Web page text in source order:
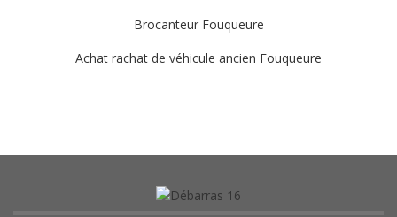
Brocanteur Fouqueure
Achat rachat de véhicule ancien Fouqueure